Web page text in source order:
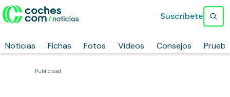
Noticias Fichas Fotos Vídeos Consejos
Suscríbete
Publicidad